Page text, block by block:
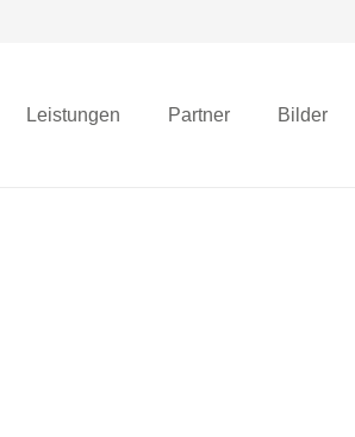
Leistungen Partner Bilder